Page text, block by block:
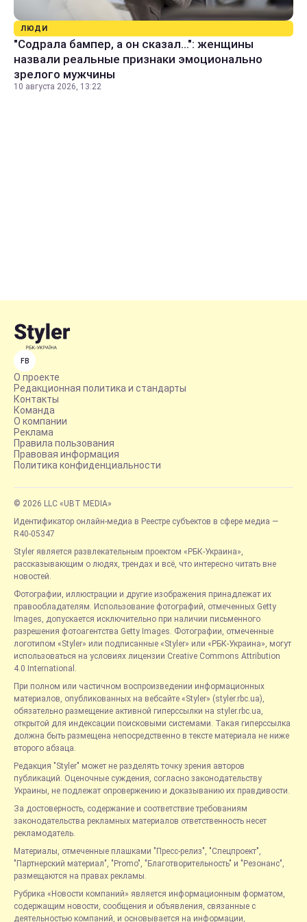
ЛЮДИ
"Содрала бампер, а он сказал...": женщины
назвали реальные признаки эмоционально
зрелого мужчины
10 августа 2026, 13:22
FB
О проекте
Редакционная политика и стандарты
Контакты
Команда
О компании
Реклама
Правила пользования
Правовая информация
Политика конфиденциальности
© 2026 LLC «UBT MEDIA»
Идентификатор онлайн-медиа в Реестре субъектов в сфере медиа —
R40-05347
Styler является развлекательным проектом «РБК-Украина»,
рассказывающим о людях, трендах и всё, что интересно читать вне
новостей.
Фотографии, иллюстрации и другие изображения принадлежат их
правообладателям. Использование фотографий, отмеченных Getty
Images, допускается исключительно при наличии письменного
разрешения фотоагентства Getty Images. Фотографии, отмеченные
логотипом «Styler» или подписанные «Styler» или «РБК-Украина», могут
использоваться на условиях лицензии Creative Commons Attribution
4.0 International.
При полном или частичном воспроизведении информационных
материалов, опубликованных на вебсайте «Styler» (styler.rbc.ua),
обязательно размещение активной гиперссылки на styler.rbc.ua,
открытой для индексации поисковыми системами. Такая гиперссылка
должна быть размещена непосредственно в тексте материала не ниже
второго абзаца.
Редакция "Styler" может не разделять точку зрения авторов
публикаций. Оценочные суждения, согласно законодательству
Украины, не подлежат опровержению и доказыванию их правдивости.
За достоверность, содержание и соответствие требованиям
законодательства рекламных материалов ответственность несет
рекламодатель.
Материалы, отмеченные плашками "Пресс-релиз", "Спецпроект",
"Партнерский материал", "Promo", "Благотворительность" и "Резонанс",
размещаются на правах рекламы.
Рубрика «Новости компаний» является информационным форматом,
содержащим новости, сообщения и объявления, связанные с
деятельностью компаний, и основывается на информации,